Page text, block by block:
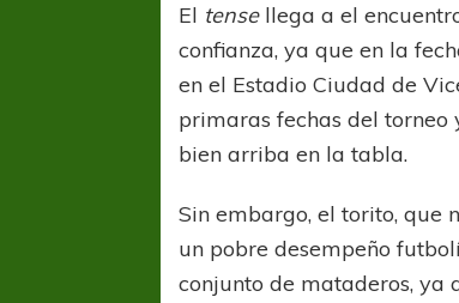
El tensellega a el
confianza, ya que en la
en el Estadio Ciudad de
primaras fechas del
bien arriba en la tabla.
Sin embargo, el torito, que
un pobre desempeño
conjunto de mataderos, ya